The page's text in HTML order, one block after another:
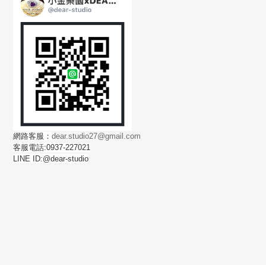
網路客服：dear.studio27@gmail.com
客服電話:0937-227021
LINE ID:@dear-studio